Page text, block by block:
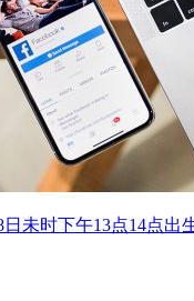
日未时下午13点14点出